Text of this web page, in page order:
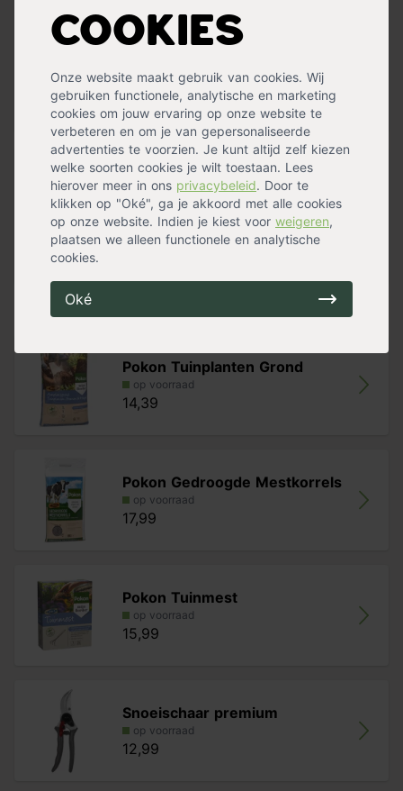
Cookies
Onze website maakt gebruik van cookies. Wij
gebruiken functionele, analytische en marketing
cookies om jouw ervaring op onze website te
verbeteren en om je van gepersonaliseerde
advertenties te voorzien. Je kunt altijd zelf kiezen
welke soorten cookies je wilt toestaan. Lees
hierover meer in ons privacybeleid. Door te
klikken op "Oké", ga je akkoord met alle cookies
op onze website. Indien je kiest voor weigeren,
plaatsen we alleen functionele en analytische
cookies.
Oké
snelle volle border raden wij aan om 7 tot 9 planten per
m² te planten.
Lees meer »
Standplaats en verzorging Witte Margriet
Deze enkelbloemige margriet is een makkelijk te
onderhouden plant. Hij staat het liefst op eenzonnig
plekje of in de halfschaduw . Het is belangrijk dat de
grond goed waterdoorlatend is.
Na de eerste bloei kun je de Witte Margriet best een flink
stuk terugsnoeien, waardoor de kans op een tweede
bloei in de nazomer een stuk groter wordt. Tijdens de
in het voorjaar weer opnieuw boven de grond te stralen!
De plant doet het goed op vrijwel alle bodemsoorten. De
Specificaties
Planttijd Voorjaar,Zomer ,Najaar, Winter
Winterhard
Tot -15 °C
Bloeiperiode
Zomerbloeier
Onderhoud
Handig voor erbij
Pokon Tuinplanten Grond
op voorraad
14,39
Pokon Gedroogde Mestkorrels
op voorraad
17,99
Pokon Tuinmest
op voorraad
15,99
Snoeischaar premium
op voorraad
12,99